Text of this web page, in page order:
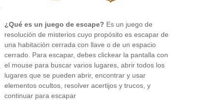
¿Qué es un juego de escape? Es un juego de
resolución de misterios cuyo propósito es escapar de
una habitación cerrada con llave o de un espacio
cerrado. Para escapar, debes clickear la pantalla con
el mouse para buscar varios lugares, abrir todos los
lugares que se pueden abrir, encontrar y usar
elementos ocultos, resolver acertijos y trucos, y
continuar para escapar